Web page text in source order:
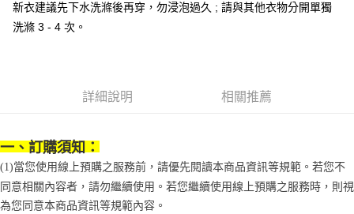
1.分期款項不併入電信帳單，「大哥付你分期」於每月結算日後寄送繳費提
2.透過簡訊連結打開帳單後，可選擇「超商條碼／台灣大直營門市／銀行轉
1.本服務係由「台灣大哥大股份有限公司」（以下簡稱本公司）所提供，讓
用戶於交易時，得透過本服務購買商品或服務，並由商店將買賣／分期付款
資料（包含姓名、電話或地址）提供予台灣大哥大進項蒐集、處理及利用，
由本公司與您本人進行分期帳單所需資料之確認、核對及更正。
3.完整用戶服務條款，請詳閱以下連結：https://oppay.tw/userRule
【「AFTEE先享後付」結帳流程】
１．於結帳方式選擇「AFTEE先享後付」後，將跳轉至「AFTEE先享後付」
※ 請注意：結帳手續完成當下不需立刻繳費，但若您需要取消訂單，請聯絡
※ 交易是否成功請以「AFTEE先享後付 」之結帳頁面顯示為準，若有關於
是否繳費成功／繳費後需取消欲退款等相關疑問，請聯繫「AFTEE先享後付
客戶支援中心」https://netprotections.freshdesk.com/support/home
【注意事項】
１．透過由恩沛科技股份有限公司提供之「AFTEE先享後付」服務完成之交
每筆NT$70，滿NT$899(含以上)免運費
付款後7-11取貨
京站台北店客服中心(1F星巴克旁) 即日起不提供京站紙袋，取件時
請自備購物袋，若需購買紙袋可現場詢問
免運費
新衣建議先下水洗滌後再穿，勿浸泡過久 ; 請與其他衣物分開單獨
洗滌 3 - 4 次。
詳細說明 相關推薦
一、訂購須知：
(1)當您使用線上預購之服務前，請優先閱讀本商品資訊等規範。若您不
同意相關內容者，請勿繼續使用。若您繼續使用線上預購之服務時，則視
為您同意本商品資訊等規範內容。